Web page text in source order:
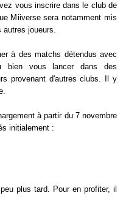
vous inscrire dans le club de
Miiverse sera notamment mis
autres joueurs.
à des matchs détendus avec
bien vous lancer dans des
provenant d'autres clubs. Il y
à partir du 7 novembre
initialement :
plus tard. Pour en profiter, il